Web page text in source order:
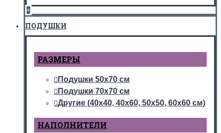
+
ПОДУШКИ
РАЗМЕРЫ
Подушки 50х70 см
Подушки 70х70 см
Другие (40х40, 40х60, 50х50, 60х60 см)
НАПОЛНИТЕЛИ